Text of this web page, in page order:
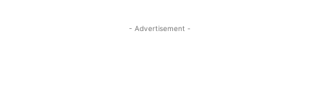
- Advertisement -